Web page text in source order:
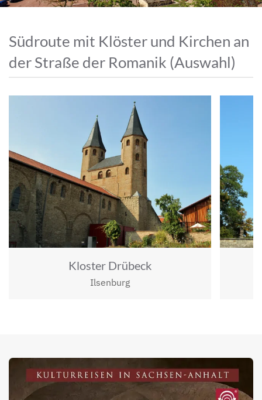
Südroute mit Klöster und Kirchen an
der Straße der Romanik (Auswahl)
Kloster Drübeck
Ilsenburg